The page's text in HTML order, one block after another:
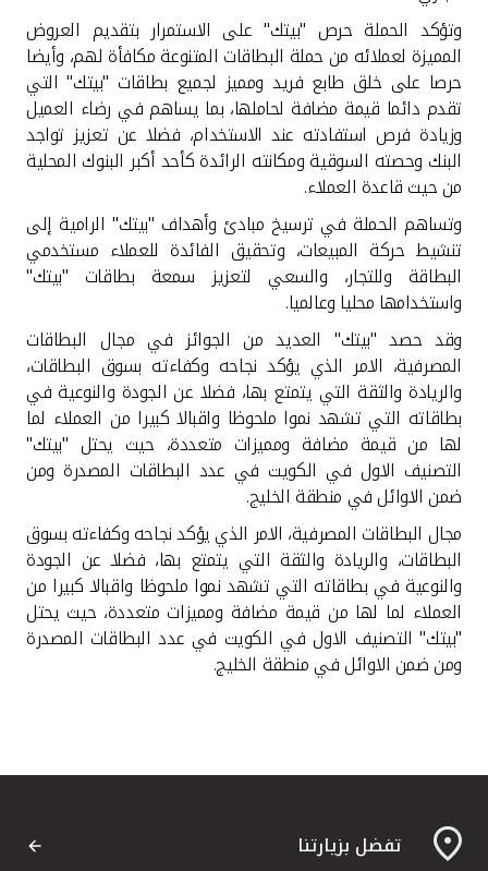
المملكة المتحدة
مملكة البحرين
وتؤكد الحملة حرص "بيتك" على الاستمرار بتقديم العروض
المميزة لعملائه من حملة البطاقات المتنوعة مكافأة لهم، وأيضا
حرصا على خلق طابع فريد ومميز لجميع بطاقات "بيتك" التي
تقدم دائما قيمة مضافة لحاملها، بما يساهم في رضاء العميل
وزيادة فرص استفادته عند الاستخدام، فضلا عن تعزيز تواجد
البنك وحصته السوقية ومكانته الرائدة كأحد أكبر البنوك المحلية
من حيث قاعدة العملاء.
وتساهم الحملة في ترسيخ مبادئ وأهداف "بيتك" الرامية إلى
تنشيط حركة المبيعات، وتحقيق الفائدة للعملاء مستخدمي
البطاقة وللتجار، والسعي لتعزيز سمعة بطاقات "بيتك"
واستخدامها محليا وعالميا.
وقد حصد "بيتك" العديد من الجوائز في مجال البطاقات
المصرفية، الامر الذي يؤكد نجاحه وكفاءته بسوق البطاقات،
والريادة والثقة التي يتمتع بها، فضلا عن الجودة والنوعية في
بطاقاته التي تشهد نموا ملحوظا واقبالا كبيرا من العملاء لما
لها من قيمة مضافة ومميزات متعددة، حيث يحتل "بيتك"
التصنيف الاول في الكويت في عدد البطاقات المصدرة ومن
ضمن الاوائل في منطقة الخليج.
مجال البطاقات المصرفية، الامر الذي يؤكد نجاحه وكفاءته بسوق
البطاقات، والريادة والثقة التي يتمتع بها، فضلا عن الجودة
والنوعية في بطاقاته التي تشهد نموا ملحوظا واقبالا كبيرا من
العملاء لما لها من قيمة مضافة ومميزات متعددة، حيث يحتل
"بيتك" التصنيف الاول في الكويت في عدد البطاقات المصدرة
ومن ضمن الاوائل في منطقة الخليج.
تفضل بزيارتنا